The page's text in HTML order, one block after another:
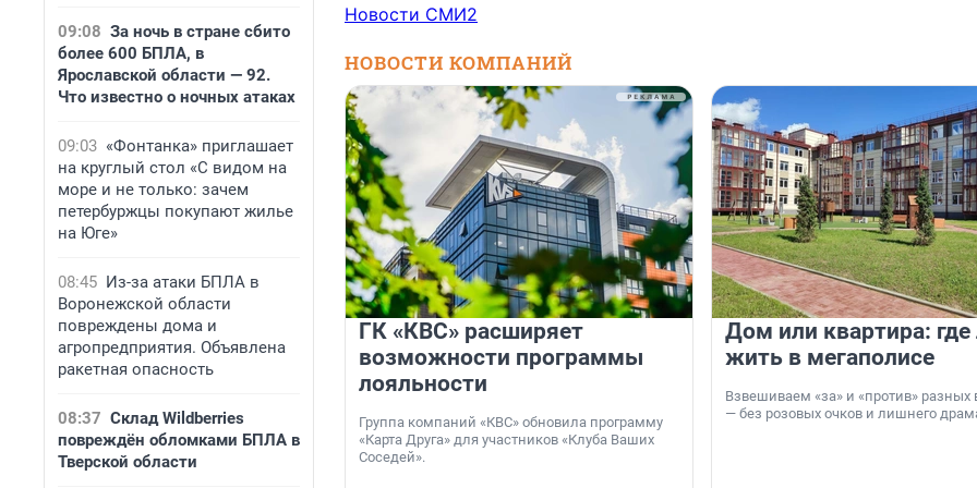
09:08 За ночь в стране сбито
более 600 БПЛА, в
Ярославской области — 92.
Что известно о ночных атаках
09:03 «Фонтанка» приглашает
на круглый стол «С видом на
море и не только: зачем
петербуржцы покупают жилье
на Юге»
08:45 Из-за атаки БПЛА в
Воронежской области
повреждены дома и
агропредприятия. Объявлена
ракетная опасность
08:37 Склад Wildberries
повреждён обломками БПЛА в
Тверской области
Новости СМИ2
НОВОСТИ КОМПАНИЙ
ГК «КВС» расширяет
возможности программы
лояльности
Группа компаний «КВС» обновила программу
«Карта Друга» для участников «Клуба Ваших
Соседей».
Дом или квартира:
жить в мегаполисе
Взвешиваем «за» и «против» разных
— без розовых очков и лишнего